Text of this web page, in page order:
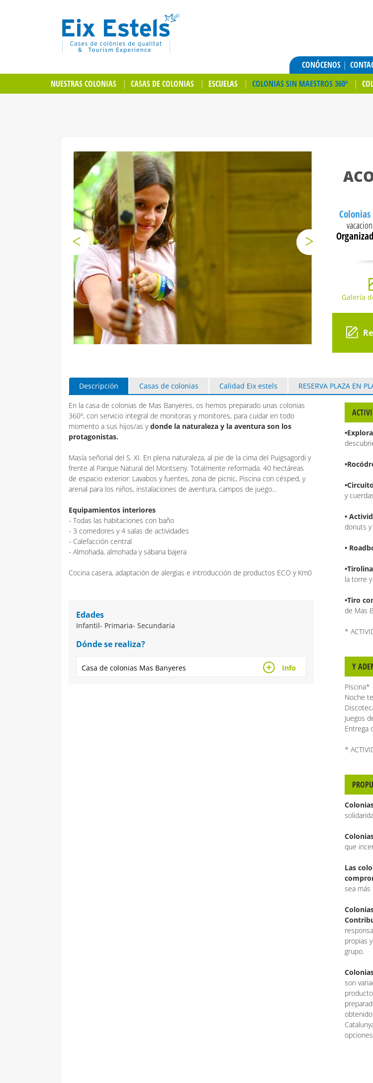
CONÓCENOS
NUESTRAS COLONIAS
CASAS DE COLONIAS ESCUELAS COLONIAS SIN MAESTROS 360º
Colonias
Galería
Descripción Casas de colonias Calidad Eix estels RESERVA PLAZA EN
En la casa de colonias de Mas Banyeres, os hemos preparado unas colonias
360º, con servicio integral de monitoras y monitores, para cuidar en todo
momento a sus hijos/as ydonde la naturaleza y la aventura son los
protagonistas.
Masía señorial del S. XI. En plena naturaleza, al pie de la cima del Puigsagordi y
frente al Parque Natural del Montseny. Totalmente reformada. 40 hectáreas
de espacio exterior: Lavabos y fuentes, zona de picnic, Piscina con césped, y
arenal para los niños, instalaciones de aventura, campos de juego...
Equipamientos interiores
- Todas las habitaciones con baño
- 3 comedores y 4 salas de actividades
- Calefacción central
- Almohada, almohada y sábana bajera
Cocina casera, adaptación de alergias e introducción de productos ECO y Km0
Edades
Infantil- Primaria- Secundaria
Dónde se realiza?
Casa de colonias Mas Banyeres Info
y
•
donuts
•
la torre
•Tiro
de Mas
*
Y
Piscina*
Noche
Juegos
Entrega
*
que
Las
sea
propias
grupo.
son